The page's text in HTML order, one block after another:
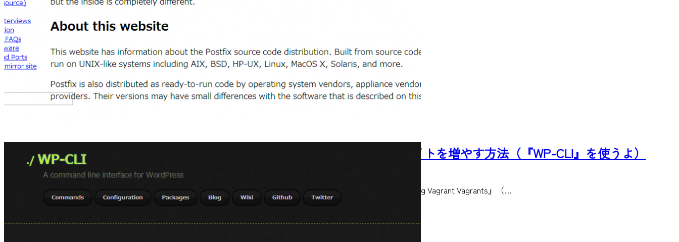
『Varying Vagrant Vagrants』でサイトを増やす方法（『WP-CLI』を使うよ）
WordPressに特化したVagrantの設定ファイル『Varying Vagrant Vagrants』（…
READ MORE